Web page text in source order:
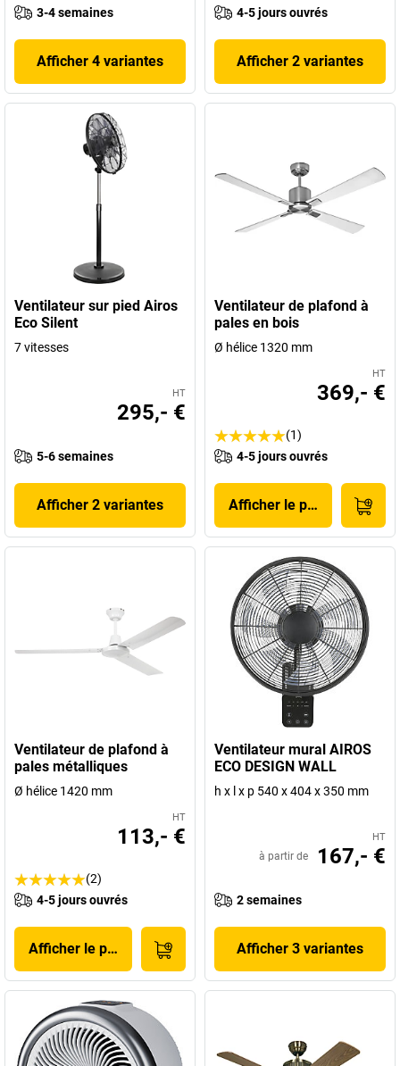
3-4 semaines
Afficher 4 variantes
4-5 jours ouvrés
Afficher 2 variantes
Ventilateur sur pied Airos
Eco Silent
7 vitesses
HT
295,- €
5-6 semaines
Afficher 2 variantes
Ventilateur de plafond à
pales en bois
Ø hélice 1320 mm
HT
369,- €
(1)
4-5 jours ouvrés
Afficher le produit
Ventilateur de plafond à
pales métalliques
Ø hélice 1420 mm
HT
113,- €
(2)
4-5 jours ouvrés
Afficher le produit
Ventilateur mural AIROS
ECO DESIGN WALL
h x l x p 540 x 404 x 350 mm
HT
à partir de 167,- €
2 semaines
Afficher 3 variantes